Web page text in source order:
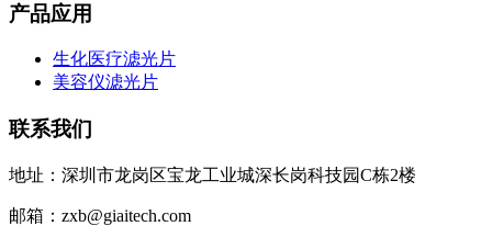
产品应用
生化医疗滤光片
美容仪滤光片
联系我们
地址：深圳市龙岗区宝龙工业城深长岗科技园C栋2楼
邮箱：zxb@giaitech.com